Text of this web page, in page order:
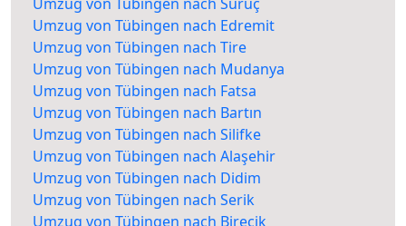
Umzug von Tübingen nach Edremit
Umzug von Tübingen nach Tire
Umzug von Tübingen nach Mudanya
Umzug von Tübingen nach Fatsa
Umzug von Tübingen nach Bartın
Umzug von Tübingen nach Silifke
Umzug von Tübingen nach Alaşehir
Umzug von Tübingen nach Didim
Umzug von Tübingen nach Serik
Umzug von Tübingen nach Birecik